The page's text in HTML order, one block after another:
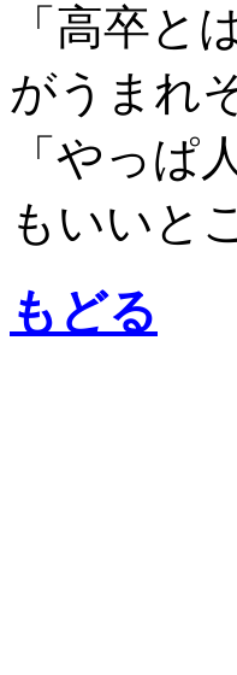
「高卒と
がうまれ
「やっぱ
もいいと
もどる